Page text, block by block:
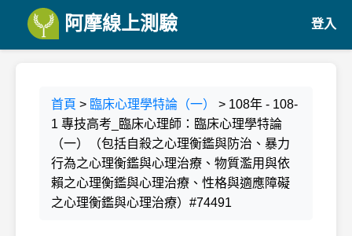
阿摩線上測驗 登入
首頁 > 臨床心理學特論（一）
> 108年 - 108-
1 專技高考_臨床心理師：臨床心理學特論
（一）（包括自殺之心理衡鑑與防治、暴力
行為之心理衡鑑與心理治療、物質濫用與依
賴之心理衡鑑與心理治療、性格與適應障礙
之心理衡鑑與心理治療）#74491